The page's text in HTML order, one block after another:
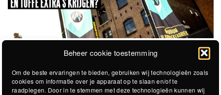
Beheer cookie toestemming
Om de beste ervaringen te bieden, gebruiken wij technologieën zoals
cookies om informatie over je apparaat op te slaan en/of te
raadplegen. Door in te stemmen met deze technologieën kunnen wij